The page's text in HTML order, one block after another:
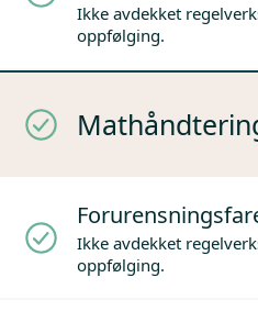
Ikke avdekket
oppfølging.
Ikke avdekket
oppfølging.